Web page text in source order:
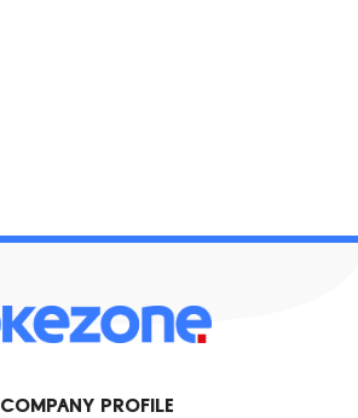
COMPANY PROFILE